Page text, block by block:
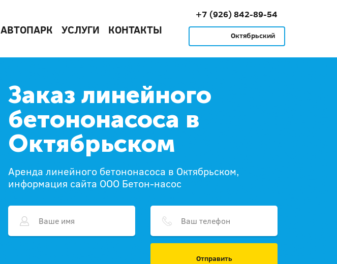
АВТОПАРК УСЛУГИ КОНТАКТЫ
+7 (926) 842-89-54
Октябрьский
Заказ линейного
бетононасоса в
Октябрьском
Аренда линейного бетононасоса в Октябрьском,
информация сайта ООО Бетон-насос
Отправить